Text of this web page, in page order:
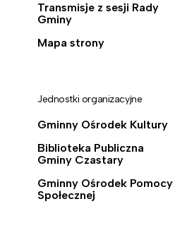
Transmisje z sesji Rady
Gminy
Mapa strony
Jednostki organizacyjne
Gminny Ośrodek Kultury
Biblioteka Publiczna
Gminy Czastary
Gminny Ośrodek Pomocy
Społecznej